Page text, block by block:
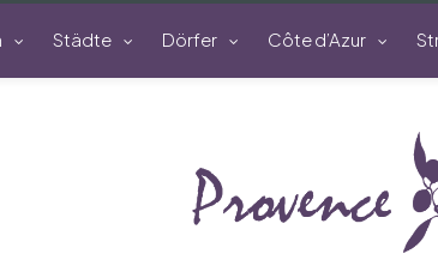
Städte Dörfer Côte d’Azur